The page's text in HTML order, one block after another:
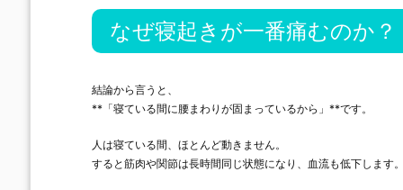
なぜ寝起きが一番痛むのか？
結論から言うと、
**「寝ている間に腰まわりが固まっているから」**です。
人は寝ている間、ほとんど動きません。
すると筋肉や関節は長時間同じ状態になり、血流も低下します